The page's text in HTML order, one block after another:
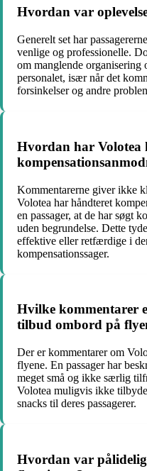
Hvordan var
Generelt set har
venlige og professionelle.
om manglende
personalet, især når det
forsinkelser og andre
Hvordan har Volotea
Kommentarerne giver ikke
Volotea har håndteret
en passager, at de har søgt
uden begrundelse. Dette
effektive eller retfærdige i
kompensationssager.
Hvilke kommentarer
tilbud ombord på
Der er kommentarer om
flyene. En passager har
meget små og ikke særlig
Volotea muligvis ikke
snacks til deres passagerer.
Hvordan var